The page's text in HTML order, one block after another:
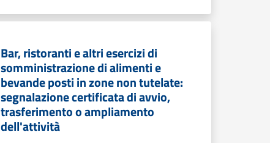
Bar, ristoranti e altri esercizi di
somministrazione di alimenti e
bevande posti in zone non tutelate:
segnalazione certificata di avvio,
trasferimento o ampliamento
dell'attività